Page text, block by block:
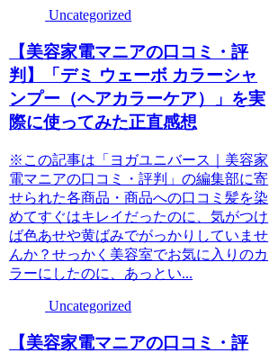
Uncategorized
【美容家電マニアの口コミ・評
判】「デミ ウェーボ カラーシャ
ンプー（ヘアカラーケア）」を実
際に使ってみた正直感想
※この記事は「ヨガユニバース｜美容家
電マニアの口コミ・評判」の編集部に寄
せられた各商品・商品への口コミ髪を染
めてすぐはキレイだったのに、気がつけ
ば色あせや黄ばみでがっかりしていませ
んか？せっかく美容室でお気に入りのカ
ラーにしたのに、あっとい...
Uncategorized
【美容家電マニアの口コミ・評